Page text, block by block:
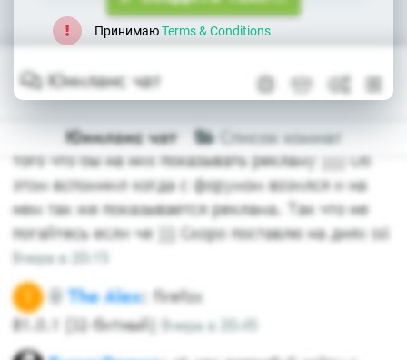
ПринимаюTerms & Conditions